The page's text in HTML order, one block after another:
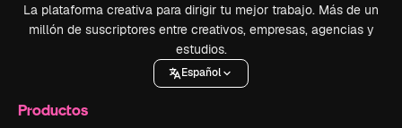
La plataforma creativa para dirigir tu mejor trabajo. Más de un
millón de suscriptores entre creativos, empresas, agencias y
estudios.
Español
Productos